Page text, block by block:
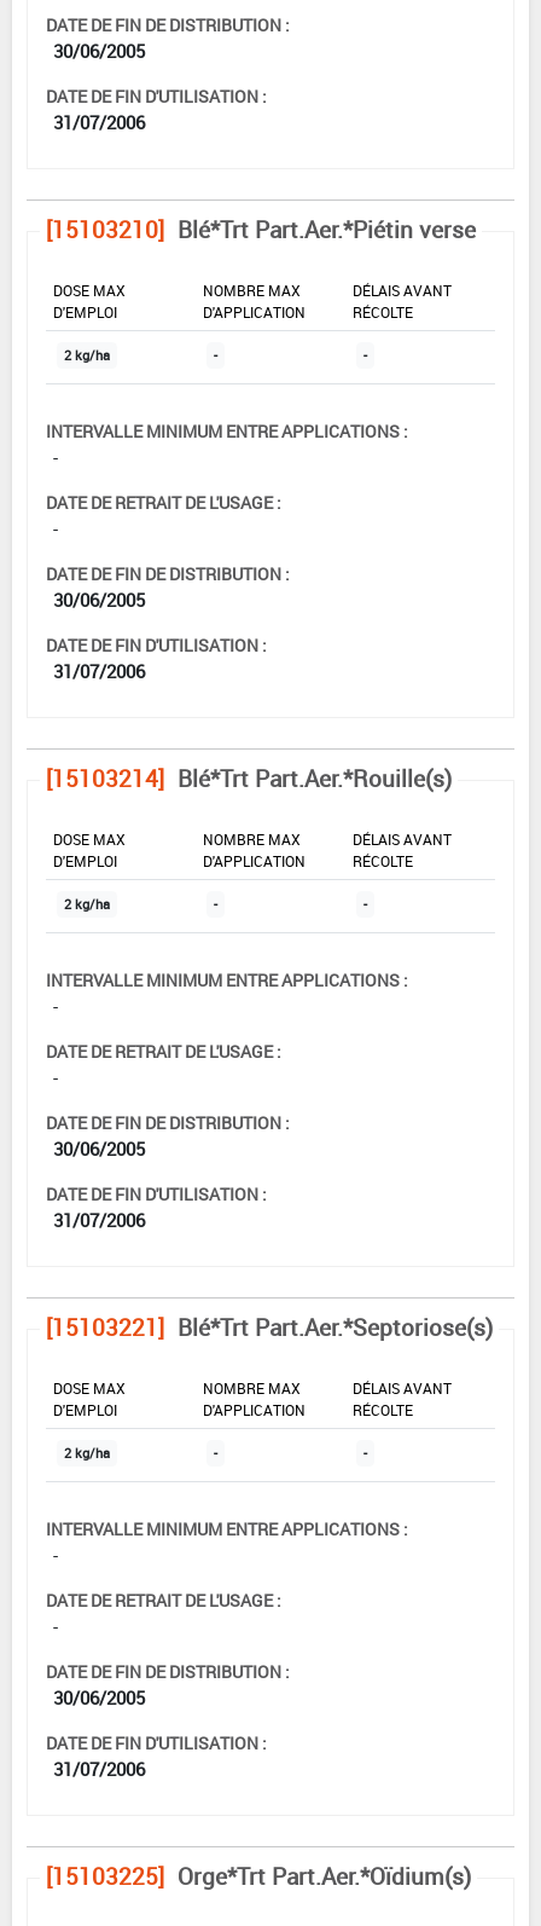
DATE DE FIN DE DISTRIBUTION :
30/06/2005
DATE DE FIN D'UTILISATION :
31/07/2006
[15103210] Blé*Trt Part.Aer.*Piétin verse
DOSE MAX
D'EMPLOI
NOMBRE MAX
D'APPLICATION
DÉLAIS AVANT
RÉCOLTE
2 kg/ha - -
INTERVALLE MINIMUM ENTRE APPLICATIONS :
-
DATE DE RETRAIT DE L'USAGE :
-
DATE DE FIN DE DISTRIBUTION :
30/06/2005
DATE DE FIN D'UTILISATION :
31/07/2006
[15103214] Blé*Trt Part.Aer.*Rouille(s)
DOSE MAX
D'EMPLOI
NOMBRE MAX
D'APPLICATION
DÉLAIS AVANT
RÉCOLTE
2 kg/ha - -
INTERVALLE MINIMUM ENTRE APPLICATIONS :
-
DATE DE RETRAIT DE L'USAGE :
-
DATE DE FIN DE DISTRIBUTION :
30/06/2005
DATE DE FIN D'UTILISATION :
31/07/2006
[15103221] Blé*Trt Part.Aer.*Septoriose(s)
DOSE MAX
D'EMPLOI
NOMBRE MAX
D'APPLICATION
DÉLAIS AVANT
RÉCOLTE
2 kg/ha - -
INTERVALLE MINIMUM ENTRE APPLICATIONS :
-
DATE DE RETRAIT DE L'USAGE :
-
DATE DE FIN DE DISTRIBUTION :
30/06/2005
DATE DE FIN D'UTILISATION :
31/07/2006
[15103225] Orge*Trt Part.Aer.*Oïdium(s)